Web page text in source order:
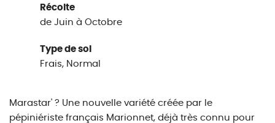
Récolte
de Juin à Octobre
Type de sol
Frais, Normal
Marastar' ? Une nouvelle variété créée par le
pépiniériste français Marionnet, déjà très connu pour